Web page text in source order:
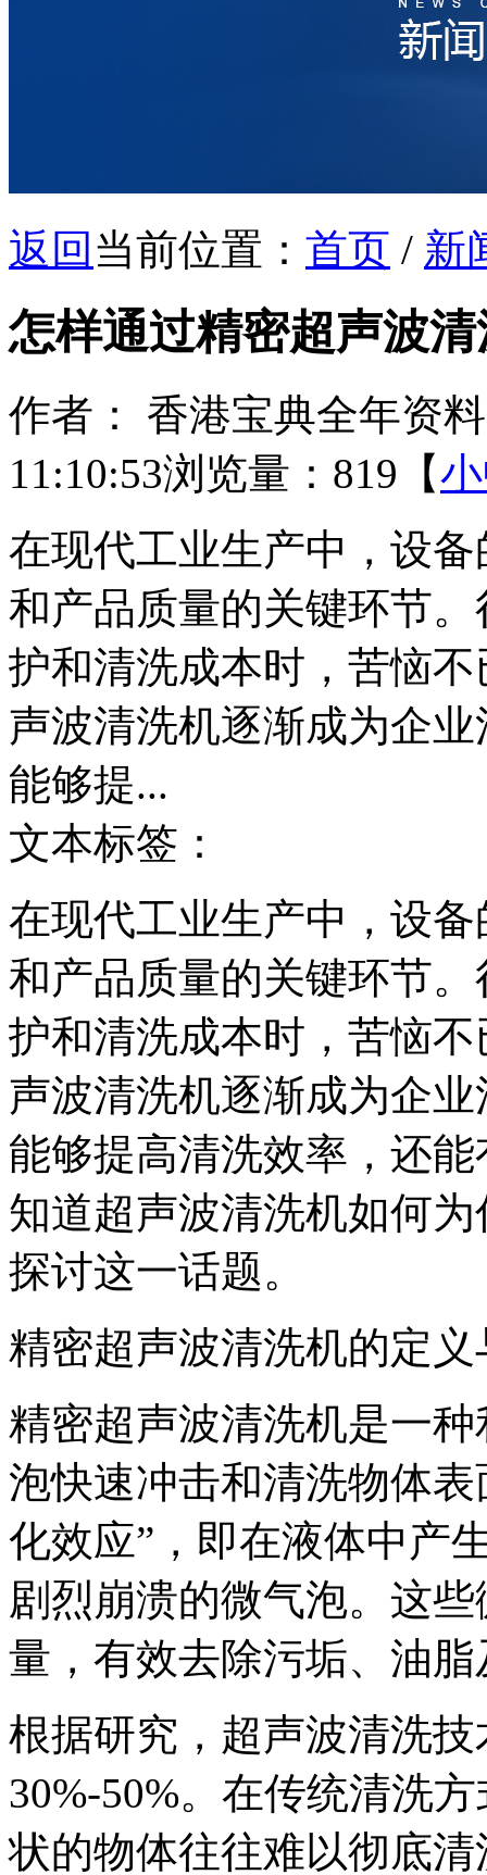
返回 当前位置： 首页 / 新
怎样通过精密超声波
作者： 香港宝典全年资
11:10:53浏览量：819 【小
在现代工业生产中，设
和产品质量的关键环节
护和清洗成本时，苦恼
声波清洗机逐渐成为企
能够提...
文本标签：
在现代工业生产中，设
和产品质量的关键环节
护和清洗成本时，苦恼
声波清洗机逐渐成为企
能够提高清洗效率，还
知道超声波清洗机如何
探讨这一话题。
精密超声波清洗机的定义
精密超声波清洗机是一
泡快速冲击和清洗物体
化效应”，即在液体中产
剧烈崩溃的微气泡。这
量，有效去除污垢、油
根据研究，超声波清洗
30%-50%。在传统清洗
状的物体往往难以彻底